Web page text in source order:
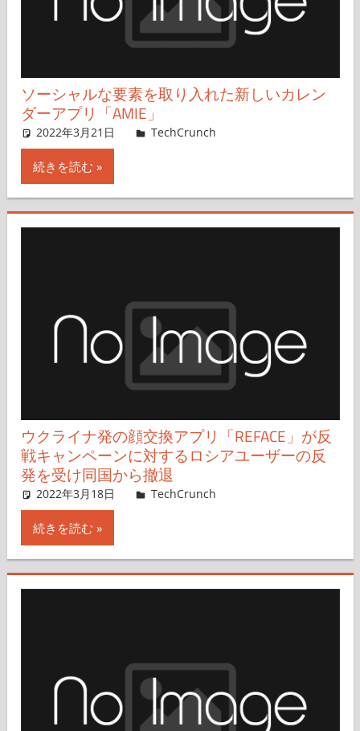
ソーシャルな要素を取り入れた新しいカレン
ダーアプリ「AMIE」
2022年3月21日 Romain Dillet,Nariko Mizoguchi
TechCrunch
続きを読む
ウクライナ発の顔交換アプリ「REFACE」が反
戦キャンペーンに対するロシアユーザーの反
発を受け同国から撤退
2022年3月18日 Natasha Lomas,Nobuo Takahashi
TechCrunch
続きを読む